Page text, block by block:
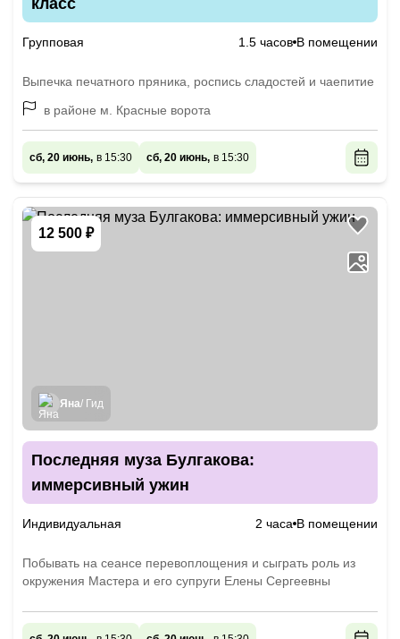
класс
Групповая 1.5 часов В помещении
Выпечка печатного пряника, роспись сладостей и чаепитие
в районе м. Красные ворота
сб, 20 июнь, в 15:30 сб, 20 июнь, в 15:30
12 500 ₽
Яна/ Гид
Последняя муза Булгакова:
иммерсивный ужин
Индивидуальная 2 часа В помещении
Побывать на сеансе перевоплощения и сыграть роль из
окружения Мастера и его супруги Елены Сергеевны